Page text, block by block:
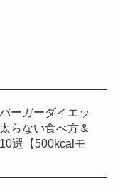
ーガーダイエッ
らない食べ方＆
選【500kcalモ